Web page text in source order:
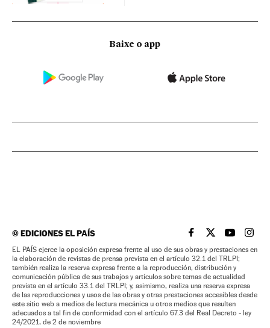
Baixe o app
©EDICIONES EL PAÍS EL PAÍS BRASIL EN
EL PAÍSEL PAÍS
EL
EL PAÍS ejerce la oposición expresa frente al uso de sus obras y prestaciones en
la elaboración de revistas de prensa prevista en el artículo 32.1 del TRLPI;
también realiza la reserva expresa frente a la reproducción, distribución y
comunicación pública de sus trabajos y artículos sobre temas de actualidad
prevista en el artículo 33.1 del TRLPI; y, asimismo, realiza una reserva expresa
de las reproducciones y usos de las obras y otras prestaciones accesibles desde
este sitio web a medios de lectura mecánica u otros medios que resulten
adecuados a tal fin de conformidad con el artículo 67.3 del Real Decreto - ley
24/2021, de 2 de noviembre